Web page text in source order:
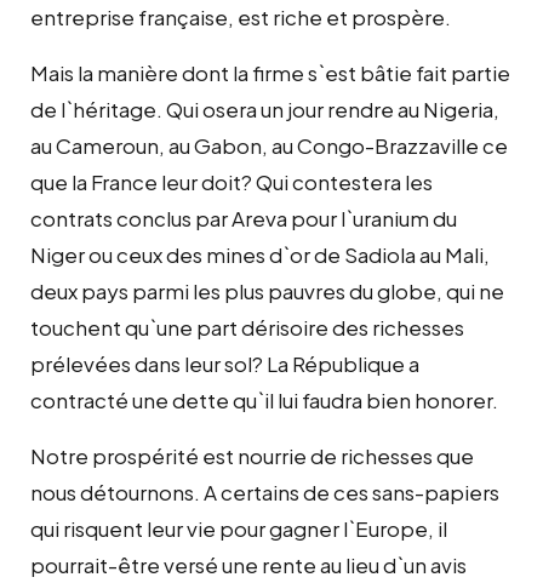
entreprise française, est riche et prospère.
Mais la manière dont la firme s`est bâtie fait partie
de l`héritage. Qui osera un jour rendre au Nigeria,
au Cameroun, au Gabon, au Congo-Brazzaville ce
que la France leur doit? Qui contestera les
contrats conclus par Areva pour l`uranium du
Niger ou ceux des mines d`or de Sadiola au Mali,
deux pays parmi les plus pauvres du globe, qui ne
touchent qu`une part dérisoire des richesses
prélevées dans leur sol? La République a
contracté une dette qu`il lui faudra bien honorer.
Notre prospérité est nourrie de richesses que
nous détournons. A certains de ces sans-papiers
qui risquent leur vie pour gagner l`Europe, il
pourrait-être versé une rente au lieu d`un avis